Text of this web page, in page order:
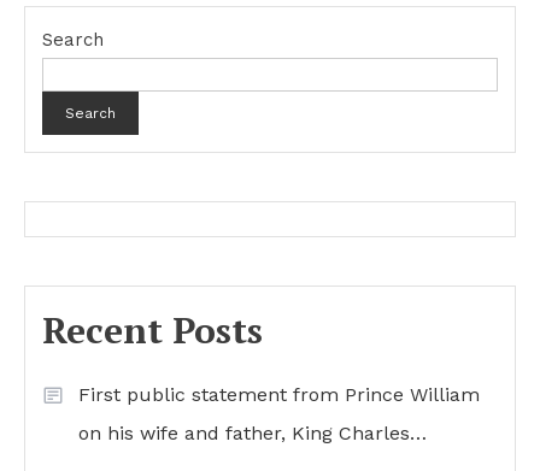
Search
Search
Recent Posts
First public statement from Prince William
on his wife and father, King Charles…